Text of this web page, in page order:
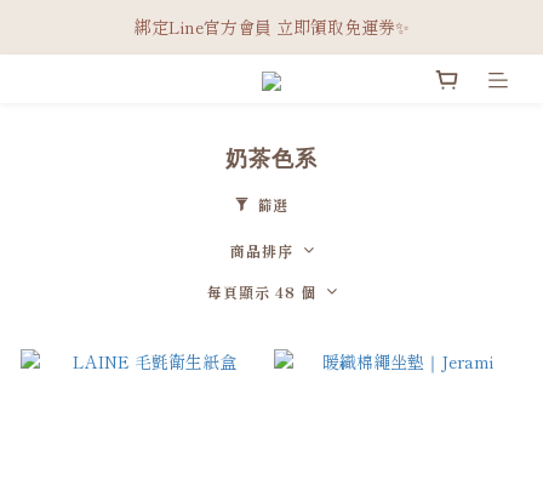
綁定Line官方會員 立即領取免運券✨
綁定Line官方會員 立即領取免運券✨
會員限定｜超商/宅配滿3000免運
奶茶色系
篩選
商品排序
每頁顯示 48 個